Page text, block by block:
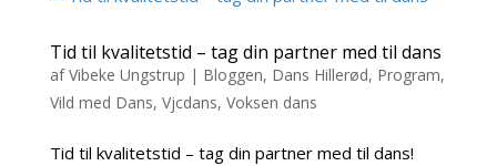
Tid til kvalitetstid – tag din partner med til dans
afVibeke Ungstrup | Bloggen, Dans Hillerød, Program,
Vild med Dans, Vjcdans, Voksen dans
Tid til kvalitetstid – tag din partner med til dans!